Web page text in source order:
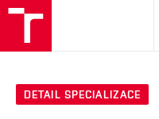
DETAIL SPECIALIZACE